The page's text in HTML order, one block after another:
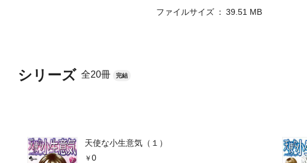
シリーズ 全20冊 完結
天使な小生意気（１）
0
ファイルサイズ
39.51 MB